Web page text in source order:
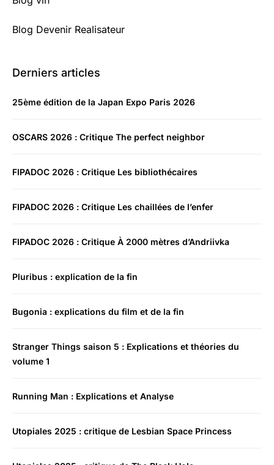
Blog Devenir Realisateur
Derniers articles
25ème édition de la Japan Expo Paris 2026
OSCARS 2026 : Critique The perfect neighbor
FIPADOC 2026 : Critique Les bibliothécaires
FIPADOC 2026 : Critique Les chaillées de l’enfer
FIPADOC 2026 : Critique À 2000 mètres d’Andriivka
Pluribus : explication de la fin
Bugonia : explications du film et de la fin
Stranger Things saison 5 : Explications et théories du
volume 1
Running Man : Explications et Analyse
Utopiales 2025 : critique de Lesbian Space Princess